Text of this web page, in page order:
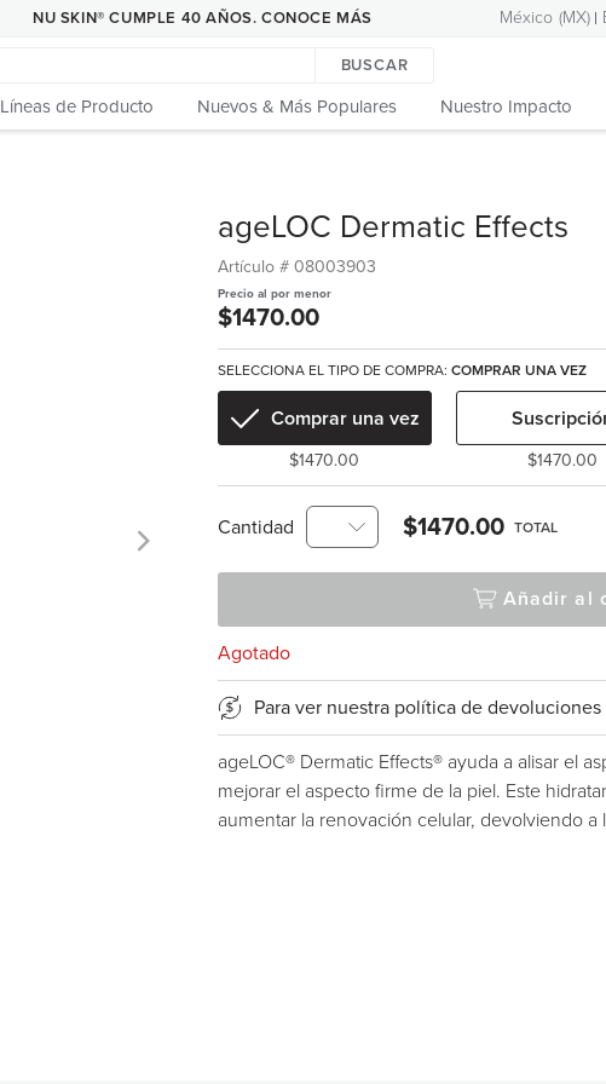
NU SKIN® CUMPLE 40 AÑOS. CONOCE MÁS México (MX)
BUSCAR
Líneas de Producto Nuevos & Más Populares Nuestro Impacto
ageLOC Dermatic Effects
Artículo # 08003903
Precio al por menor
$1470.00
SELECCIONA EL TIPO DE COMPRA: COMPRAR UNA VEZ
Comprar una vez
$1470.00 $1470.00
Cantidad $1470.00 TOTAL
Añadir al
Agotado
Para ver nuestra política de
ageLOC® Dermatic Effects® ayuda a alisar el
mejorar el aspecto firme de la piel. Este
aumentar la renovación celular, devolviendo a